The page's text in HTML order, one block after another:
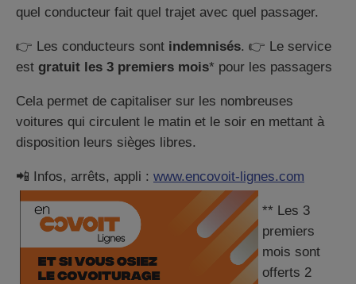
quel conducteur fait quel trajet avec quel passager.
👉 Les conducteurs sont indemnisés. 👉 Le service
est gratuit les 3 premiers mois* pour les passagers
Cela permet de capitaliser sur les nombreuses
voitures qui circulent le matin et le soir en mettant à
disposition leurs sièges libres.
📲 Infos, arrêts, appli : www.encovoit-lignes.com
** Les 3
premiers
mois sont
offerts 2